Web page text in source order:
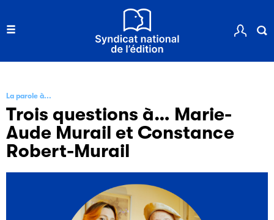
La parole à...
Trois questions à… Marie-
Aude Murail et Constance
Robert-Murail